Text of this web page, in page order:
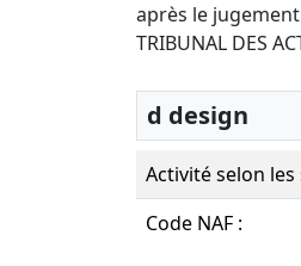
après le
TRIBUNAL DES
d design
Activité selon
Code NAF :